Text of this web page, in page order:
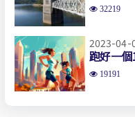
32219
2023-04-
跑好一
19191